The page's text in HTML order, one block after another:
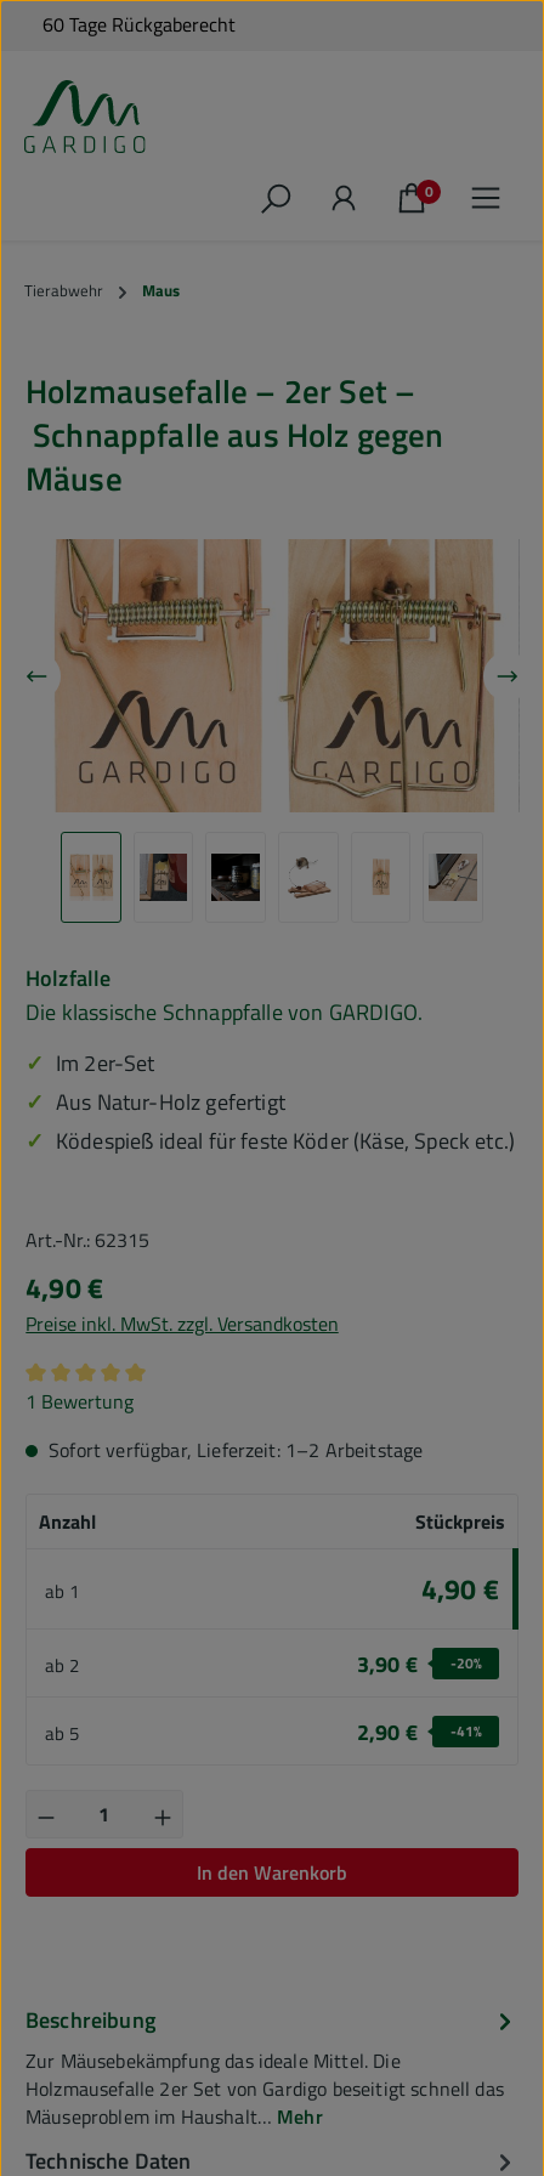
Zum Hauptinhalt springen49,‑ €*
60 Tage Rückgaberecht
0
Tierabwehr Maus
Holzmausefalle – 2er Set –
Schnappfalle aus Holz gegen
Mäuse
Bildergalerie überspringen
Holzfalle
Die klassische Schnappfalle von GARDIGO.
Im 2er-Set
Aus Natur-Holz gefertigt
Ködespieß ideal für feste Köder (Käse, Speck etc.)
4,90 €
Preise inkl. MwSt. zzgl. Versandkosten
Durchschnittliche Bewertung von 5 von 5 Sternen
1 Bewertung
Sofort verfügbar, Lieferzeit: 1–2 Arbeitstage
Anzahl Stückpreis
ab 1 4,90 €
ab 2 3,90 € -20%
ab 5 2,90 € -41%
Produkt Anzahl: Gib den gewünschten Wert
In den Warenkorb
Art.-Nr.: 62315
Beschreibung
Zur Mäusebekämpfung das ideale Mittel. Die
Holzmausefalle 2er Set von Gardigo beseitigt schnell das
Mäuseproblem im Haushalt… Mehr
Technische Daten